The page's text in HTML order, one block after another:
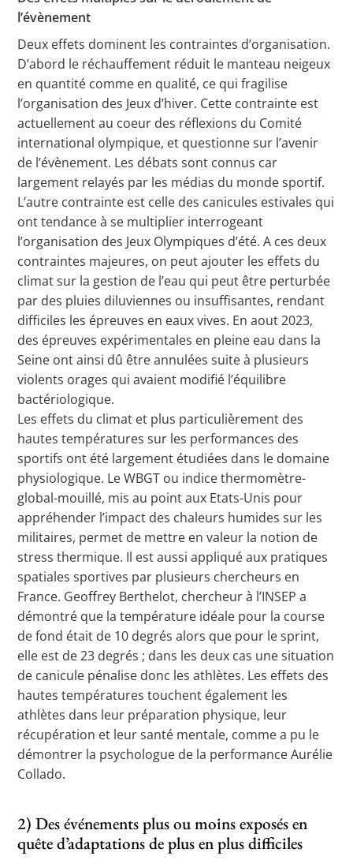
l’évènement
Deux effets dominent les contraintes d’organisation.
D’abord le réchauffement réduit le manteau neigeux
en quantité comme en qualité, ce qui fragilise
l’organisation des Jeux d’hiver. Cette contrainte est
actuellement au coeur des réflexions du Comité
international olympique, et questionne sur l’avenir
de l’évènement. Les débats sont connus car
largement relayés par les médias du monde sportif.
L’autre contrainte est celle des canicules estivales qui
ont tendance à se multiplier interrogeant
l’organisation des Jeux Olympiques d’été. A ces deux
contraintes majeures, on peut ajouter les effets du
climat sur la gestion de l’eau qui peut être perturbée
par des pluies diluviennes ou insuffisantes, rendant
difficiles les épreuves en eaux vives. En aout 2023,
des épreuves expérimentales en pleine eau dans la
Seine ont ainsi dû être annulées suite à plusieurs
violents orages qui avaient modifié l’équilibre
bactériologique.
Les effets du climat et plus particulièrement des
hautes températures sur les performances des
sportifs ont été largement étudiées dans le domaine
physiologique. Le WBGT ou indice thermomètre-
global-mouillé, mis au point aux Etats-Unis pour
appréhender l’impact des chaleurs humides sur les
militaires, permet de mettre en valeur la notion de
stress thermique. Il est aussi appliqué aux pratiques
spatiales sportives par plusieurs chercheurs en
France. Geoffrey Berthelot, chercheur à l’INSEP a
démontré que la température idéale pour la course
de fond était de 10 degrés alors que pour le sprint,
elle est de 23 degrés ; dans les deux cas une situation
de canicule pénalise donc les athlètes. Les effets des
hautes températures touchent également les
athlètes dans leur préparation physique, leur
récupération et leur santé mentale, comme a pu le
démontrer la psychologue de la performance Aurélie
Collado.
2) Des événements plus ou moins exposés en
quête d’adaptations de plus en plus difficiles